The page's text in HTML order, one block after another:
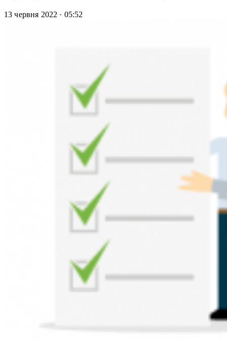
13 червня 2022 · 05:52